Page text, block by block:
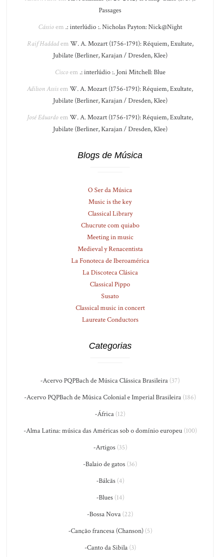
Passages
Cássioem .: interlúdio :. Nicholas Payton: Nick@Night
Raif Haddadem W. A. Mozart (1756-1791): Réquiem, Exultate,
Jubilate (Berliner, Karajan / Dresden, Klee)
Ciscoem .: interlúdio :. Joni Mitchell: Blue
Adilson Assisem W. A. Mozart (1756-1791): Réquiem, Exultate,
Jubilate (Berliner, Karajan / Dresden, Klee)
José Eduardoem W. A. Mozart (1756-1791): Réquiem, Exultate,
Jubilate (Berliner, Karajan / Dresden, Klee)
Blogs de Música
O Ser da Música
Music is the key
Classical Library
Chucrute com quiabo
Meeting in music
Medieval y Renacentista
La Fonoteca de Iberoamérica
La Discoteca Clásica
Classical Pippo
Susato
Classical music in concert
Laureate Conductors
Categorias
-Acervo PQPBach de Música Clássica Brasileira (37)
-Acervo PQPBach de Música Colonial e Imperial Brasileira (186)
-África (12)
-Alma Latina: música das Américas sob o domínio europeu(100)
-Artigos(35)
-Balaio de gatos (36)
-Bálcãs(4)
-Blues(14)
-Bossa Nova (22)
-Canção francesa (Chanson)(5)
-Canto da Sibila(3)